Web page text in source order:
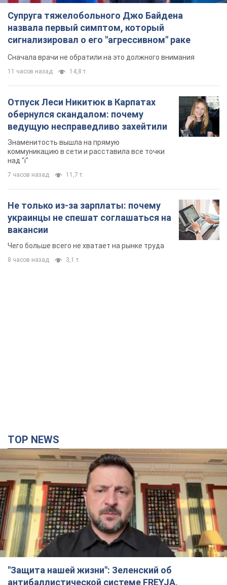
Супруга тяжелобольного Джо Байдена
назвала первый симптом, который
сигнализировал о его "агрессивном" раке
Сначала врачи не обратили на это должного внимания
11 часов назад 14,8 т.
Отпуск Леси Никитюк в Карпатах
обернулся скандалом: почему
ведущую несправедливо захейтили
Знаменитость вышла на прямую
коммуникацию в сети и расставила все точки
над "i"
7 часов назад 11,7 т.
Не только из-за зарплаты: почему
украинцы не спешат соглашаться на
вакансии
Чего больше всего не хватает на рынке труда
8 часов назад 3,1 т.
TOP NEWS
"Защита нашей жизни": Зеленский об
антибаллистической системе FREYJA,